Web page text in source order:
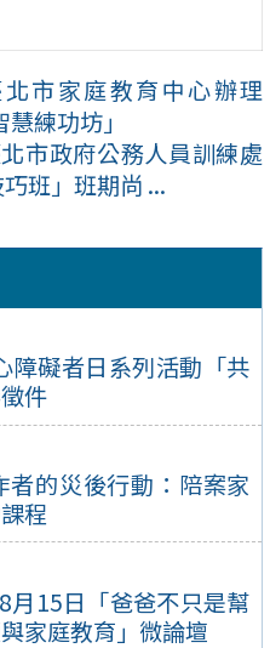
障礙者日系列活動「共
件
者的災後行動：陪案家
程
月15日「爸爸不只是幫
家庭教育」微論壇
北市家庭教育中心辦理
練功坊」
市政府公務人員訓練處
班」班期尚 ...